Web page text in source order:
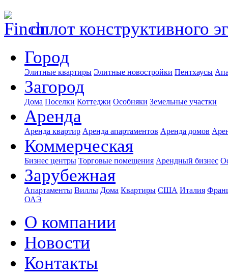
оплот конструктивного
Город
Элитные квартиры Элитные новостройки Пентхаусы
Загород
Дома Поселки Коттеджи Особняки Земельные участки
Аренда
Аренда квартир Аренда апартаментов Аренда домов
Коммерческая
Бизнес центры Торговые помещения Арендный бизнес
Зарубежная
Апартаменты Виллы Дома Квартиры США Италия
ОАЭ
О компании
Новости
Контакты